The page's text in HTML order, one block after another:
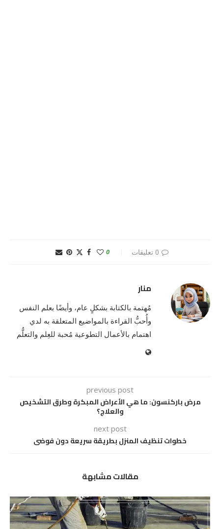
0 تعليقات 0
منار
مُهتمة بالكتابة بشكلٍ عام، وأيضًا بعلم النفس
وأُحبُّ القراءة بالمواضيع المتعلقة به لدي
اهتمام بالأعمال التطوعية مُحبة للعِلم والتعلُّم
previous post
مرض باركنسون: ما هي الأعراض المبكرة وطرق التشخيص
والعلاج؟
next post
خطوات تنظيف المنزل بطريقة سريعة دون فوضى
مقالات مشابهة